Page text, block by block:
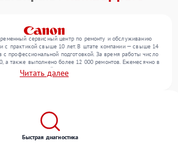
сервисный центр по ремонту и обслуживанию
с практикой свыше 10 лет. В штате компании — свыше 14
с профессиональной подготовкой. За время работы число
а также выполнено более 12 000 ремонтов. Ежемесячно в
более 300 устройств, включая , , . Мы беремся за задачи
стабильный уровень сервиса благодаря отлаженным
Читать далее
Быстрая диагностика